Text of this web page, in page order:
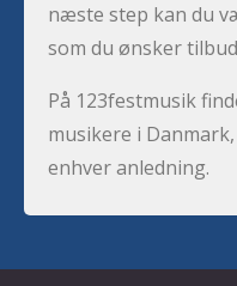
næste step kan du
som du ønsker
På 123festmusik
musikere i
enhver anledning.